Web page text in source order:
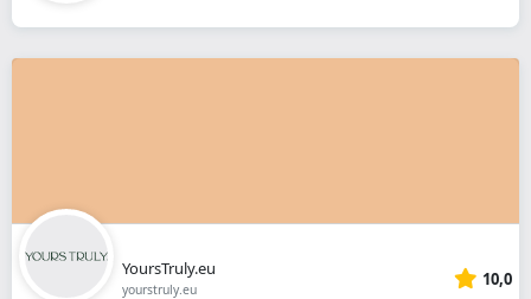
YoursTruly.eu
yourstruly.eu 10,0